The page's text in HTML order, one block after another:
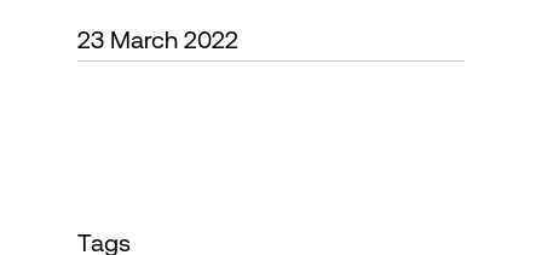
Language
23 March 2022
Tags